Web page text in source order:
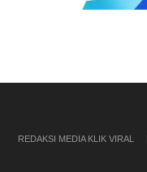
REDAKSI MEDIA KLIK VIRAL